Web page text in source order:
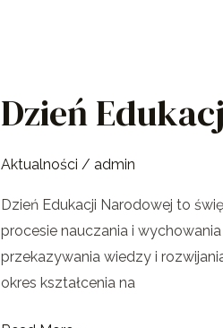
Dzień
Aktualności / admin
Dzień Edukacji Narodowej to
procesie nauczania i
przekazywania wiedzy i
okres kształcenia na
Narodowej